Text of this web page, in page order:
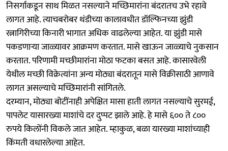
निसर्गाकडून साथ मिळत नसल्याने मच्छिमारांना बंदरातच उभे रहावे
लागत आहे. त्याचबरोबर थंडीच्या कालावधीत डॉल्फिनच्या झुंडी
रत्नागिरीच्या किनारी भागात अधिक वाढलेल्या आहेत. या झुंडी मासे
पकडणाऱ्या जाळ्यावर आक्रमण करतात. मासे खाऊन जाळ्याचे नुकसान
करतात. परिणामी मच्छीमारांना मोठा फटका बसत आहे. कासारवेली
येथील मच्छी विक्रेत्यांना अन्य मोठ्या बंदरातून मासे विक्रीसाठी आणावे
लागत असल्याचे मच्छिमारांनी सांगितले.
दरम्यान, मोठ्या बोटींनाही अपेक्षित मासा हाती लागत नसल्याचे सुरमई,
पापलेट यासारख्या माशांचे दर दुप्पट झाले आहे. हे मासे ६०० ते ८००
रुपये किलोंनी विकले जात आहेत. म्हाकुळ, बळा यारख्या माशांच्याही
किंमती वधारलेल्या आहेत.